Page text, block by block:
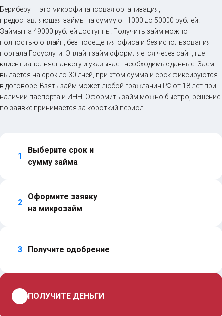
Бериберу — это микрофинансовая организация,
предоставляющая займы на сумму от 1000 до 50000 рублей.
Займы на 49000 рублей доступны. Получить займ можно
полностью онлайн, без посещения офиса и без использования
портала Госуслуги. Онлайн займ оформляется через сайт, где
клиент заполняет анкету и указывает необходимые данные. Заем
выдается на срок до 30 дней, при этом сумма и срок фиксируются
в договоре. Взять займ может любой гражданин РФ от 18 лет при
наличии паспорта и ИНН. Оформить займ можно быстро, решение
по заявке принимается за короткий период.
1
Выберите срок и
сумму займа
2
Оформите заявку
на микрозайм
3 Получите одобрение
ПОЛУЧИТЕ ДЕНЬГИ